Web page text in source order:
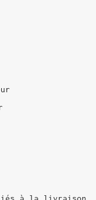
liés à la livraison